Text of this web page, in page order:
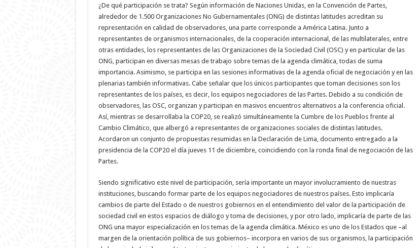
¿De qué participación se trata? Según información de Naciones Unidas, en la Convención de Partes,
alrededor de 1.500 Organizaciones No Gubernamentales (ONG) de distintas latitudes acreditan su
representación en calidad de observadores, una parte corresponde a América Latina. Junto a
representantes de organismos internacionales, de la cooperación internacional, de las multilaterales, entre
otras entidades, los representantes de las Organizaciones de la Sociedad Civil (OSC) y en particular de las
ONG, participan en diversas mesas de trabajo sobre temas de la agenda climática, todas de suma
importancia. Asimismo, se participa en las sesiones informativas de la agenda oficial de negociación y en las
plenarias también informativas. Cabe señalar que los únicos participantes que toman decisiones son los
representantes de los países, es decir, los equipos negociadores de las Partes. Debido a su condición de
observadores, las OSC, organizan y participan en masivos encuentros alternativos a la conferencia oficial.
Así, mientras se desarrollaba la COP20, se realizó simultáneamente la Cumbre de los Pueblos frente al
Cambio Climático, que albergó a representantes de organizaciones sociales de distintas latitudes.
Acordaron un conjunto de propuestas resumidas en la Declaración de Lima, documento entregado a la
presidencia de la COP20 el día jueves 11 de diciembre, coincidiendo con la ronda final de negociación de las
Partes.
Siendo significativo este nivel de participación, sería importante un mayor involucramiento de nuestras
instituciones, buscando formar parte de los equipos negociadores de nuestros países. Esto implicaría
cambios de parte del Estado o de nuestros gobiernos en el entendimiento del valor de la participación de
sociedad civil en estos espacios de diálogo y toma de decisiones, y por otro lado, implicaría de parte de las
ONG una mayor especialización en los temas de la agenda climática. México es uno de los Estados que –al
margen de la orientación política de sus gobiernos– incorpora en varios de sus organismos, la participación